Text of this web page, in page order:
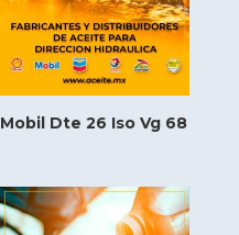
Mobil Dte 26 Iso Vg 68